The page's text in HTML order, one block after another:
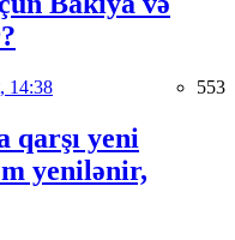
14:38 553
qarşı yeni
yenilənir,